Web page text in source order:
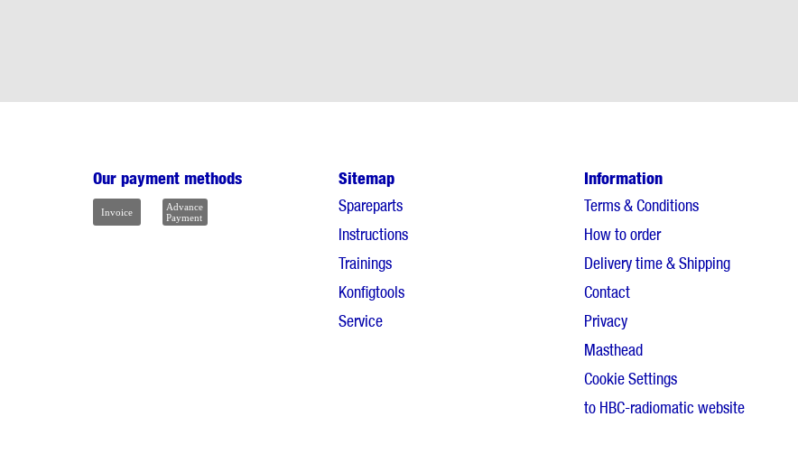
Our payment methods
Sitemap
Spareparts
Instructions
Trainings
Konfigtools
Service
Information
Terms & Conditions
How to order
Delivery time & Shipping
Contact
Privacy
Masthead
Cookie Settings
to HBC-radiomatic website